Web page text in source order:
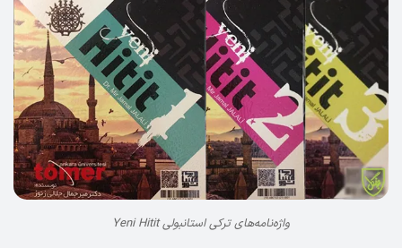
واژه‌نامه‌های ترکی استانبولی Yeni Hitit